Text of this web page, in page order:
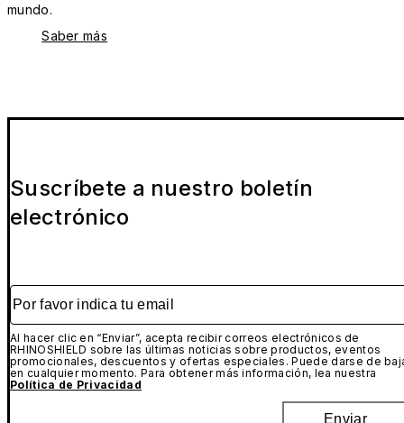
mundo.
Saber más
Suscríbete a nuestro boletín
electrónico
Por favor indica tu email
Al hacer clic en “Enviar”, acepta recibir correos electrónicos de
RHINOSHIELD sobre las últimas noticias sobre productos, eventos
promocionales, descuentos y ofertas especiales. Puede darse de
en cualquier momento. Para obtener más información, lea nuestra
Política de Privacidad
Enviar